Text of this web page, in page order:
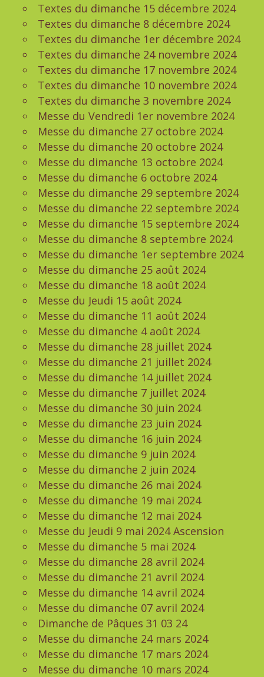
Textes du dimanche 15 décembre 2024
Textes du dimanche 8 décembre 2024
Textes du dimanche 1er décembre 2024
Textes du dimanche 24 novembre 2024
Textes du dimanche 17 novembre 2024
Textes du dimanche 10 novembre 2024
Textes du dimanche 3 novembre 2024
Messe du Vendredi 1er novembre 2024
Messe du dimanche 27 octobre 2024
Messe du dimanche 20 octobre 2024
Messe du dimanche 13 octobre 2024
Messe du dimanche 6 octobre 2024
Messe du dimanche 29 septembre 2024
Messe du dimanche 22 septembre 2024
Messe du dimanche 15 septembre 2024
Messe du dimanche 8 septembre 2024
Messe du dimanche 1er septembre 2024
Messe du dimanche 25 août 2024
Messe du dimanche 18 août 2024
Messe du Jeudi 15 août 2024
Messe du dimanche 11 août 2024
Messe du dimanche 4 août 2024
Messe du dimanche 28 juillet 2024
Messe du dimanche 21 juillet 2024
Messe du dimanche 14 juillet 2024
Messe du dimanche 7 juillet 2024
Messe du dimanche 30 juin 2024
Messe du dimanche 23 juin 2024
Messe du dimanche 16 juin 2024
Messe du dimanche 9 juin 2024
Messe du dimanche 2 juin 2024
Messe du dimanche 26 mai 2024
Messe du dimanche 19 mai 2024
Messe du dimanche 12 mai 2024
Messe du Jeudi 9 mai 2024 Ascension
Messe du dimanche 5 mai 2024
Messe du dimanche 28 avril 2024
Messe du dimanche 21 avril 2024
Messe du dimanche 14 avril 2024
Messe du dimanche 07 avril 2024
Dimanche de Pâques 31 03 24
Messe du dimanche 24 mars 2024
Messe du dimanche 17 mars 2024
Messe du dimanche 10 mars 2024